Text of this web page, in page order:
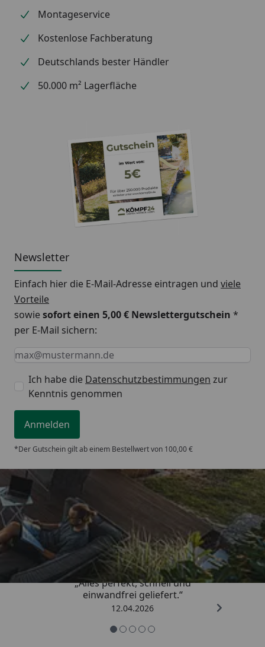
Montageservice
Kostenlose Fachberatung
Deutschlands bester Händler
50.000 m² Lagerfläche
Newsletter
Einfach hier die E-Mail-Adresse eintragen und viele
Vorteile
sowiesofort einen 5,00 € Newslettergutschein *
per E-Mail sichern:
Keine Eingabe erforderlich
Eingabe erforderlich
E-Mail *
Ich habe die Datenschutzbestimmungen zur
Kenntnis genommen
Anmelden
*Der Gutschein gilt ab einem Bestellwert von 100,00 €
Trusted Shops
5,00/ 5
„Alles perfekt, schnell und
einwandfrei geliefert.“
12.04.2026